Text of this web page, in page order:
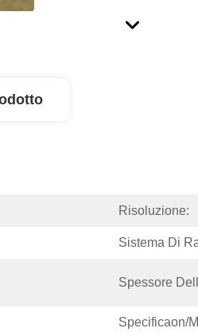
Risoluzione:
Sistema Di
Spessore
Specificaon/